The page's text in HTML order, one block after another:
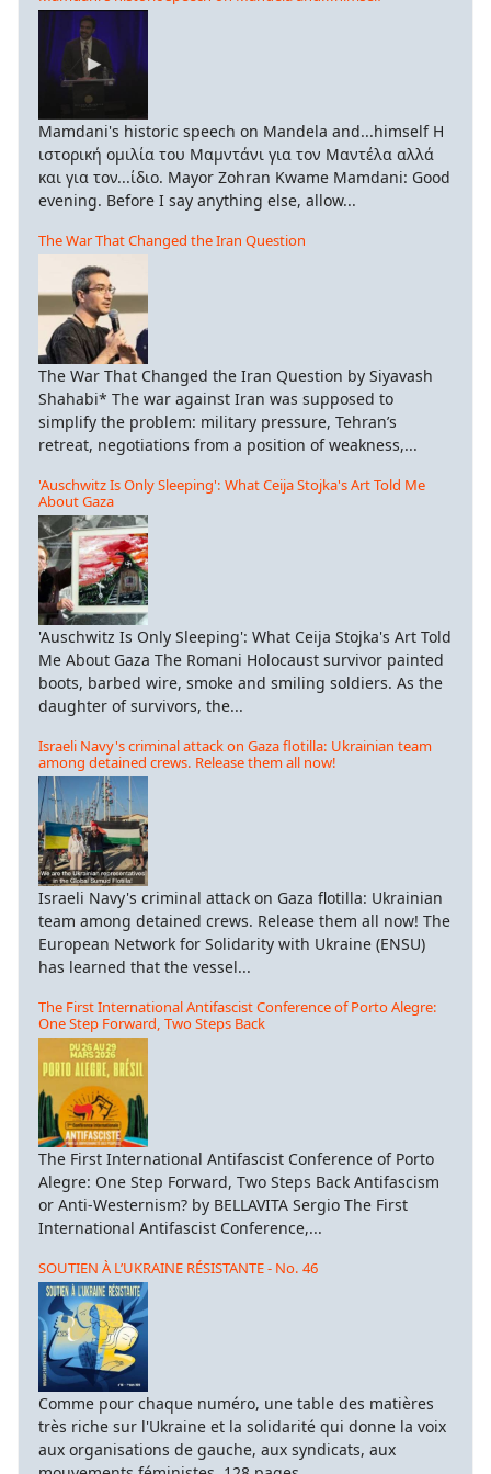
Mamdani's historic speech on Mandela and...himself Η
ιστορική ομιλία του Μαμντάνι για τον Μαντέλα αλλά
και για τον...ίδιο. Mayor Zohran Kwame Mamdani: Good
evening. Before I say anything else, allow...
The War That Changed the Iran Question
The War That Changed the Iran Question by Siyavash
Shahabi* The war against Iran was supposed to
simplify the problem: military pressure, Tehran’s
retreat, negotiations from a position of weakness,...
'Auschwitz Is Only Sleeping': What Ceija Stojka's Art Told Me
About Gaza
'Auschwitz Is Only Sleeping': What Ceija Stojka's Art Told
Me About Gaza The Romani Holocaust survivor painted
boots, barbed wire, smoke and smiling soldiers. As the
daughter of survivors, the...
Israeli Navy's criminal attack on Gaza flotilla: Ukrainian team
among detained crews. Release them all now!
Israeli Navy's criminal attack on Gaza flotilla: Ukrainian
team among detained crews. Release them all now! The
European Network for Solidarity with Ukraine (ENSU)
has learned that the vessel...
The First International Antifascist Conference of Porto Alegre:
One Step Forward, Two Steps Back
The First International Antifascist Conference of Porto
Alegre: One Step Forward, Two Steps Back Antifascism
or Anti-Westernism? by BELLAVITA Sergio The First
International Antifascist Conference,...
SOUTIEN À L’UKRAINE RÉSISTANTE - No. 46
Comme pour chaque numéro, une table des matières
très riche sur l'Ukraine et la solidarité qui donne la voix
aux organisations de gauche, aux syndicats, aux